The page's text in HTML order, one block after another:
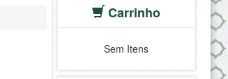
Carrinho
Sem Itens